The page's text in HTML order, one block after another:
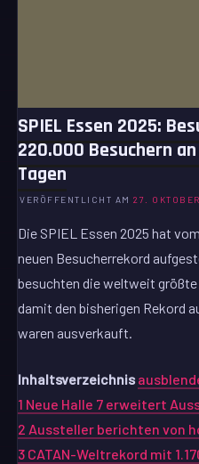
SPIEL Essen 2025:
220.000 Besuchern
Tagen
VERÖFFENTLICHT AM27.
Die SPIEL Essen 2025 hat
neuen Besucherrekord
besuchten die weltweit
damit den bisherigen Rekord
waren ausverkauft.
Inhaltsverzeichnis
1 Neue Halle 7 erweitert
2 Aussteller berichten von
3 CATAN-Weltrekord mit